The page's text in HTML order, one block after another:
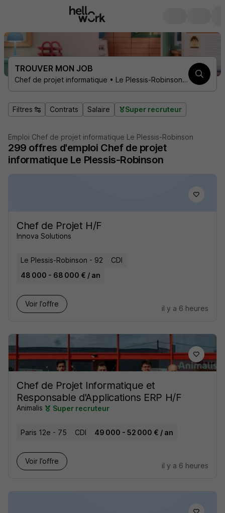
TROUVER MON JOB
Chef de projet informatique • Le Plessis-Robinson 92350
Filtres Contrats Salaire Super recruteur
Emploi Chef de projet informatique Le Plessis-Robinson
299 offres d'emploi Chef de projet
informatique Le Plessis-Robinson
Chef de Projet H/F
Innova Solutions
Le Plessis-Robinson - 92
CDI
48 000 - 68 000 € / an
Voir l’offre
il y a 6 heures
Chef de Projet Informatique et
Responsable d'Applications ERP H/F
Animalis Super recruteur
Paris 12e - 75 CDI 49 000 - 52 000 € / an
Voir l’offre
il y a 6 heures